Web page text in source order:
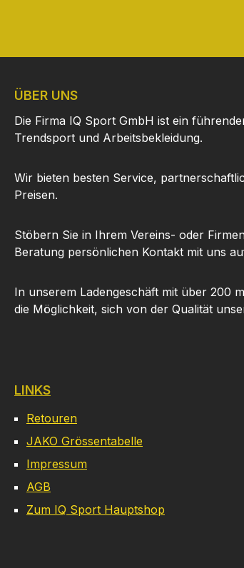
ÜBER UNS
Die Firma IQ Sport GmbH ist ein
Trendsport und Arbeitsbekleidung.
Wir bieten besten Service,
Preisen.
Stöbern Sie in Ihrem Vereins- oder
Beratung persönlichen Kontakt mit uns
In unserem Ladengeschäft mit über 200
die Möglichkeit, sich von der Qualität
LINKS
Retouren
JAKO Grössentabelle
Impressum
AGB
Zum IQ Sport Hauptshop